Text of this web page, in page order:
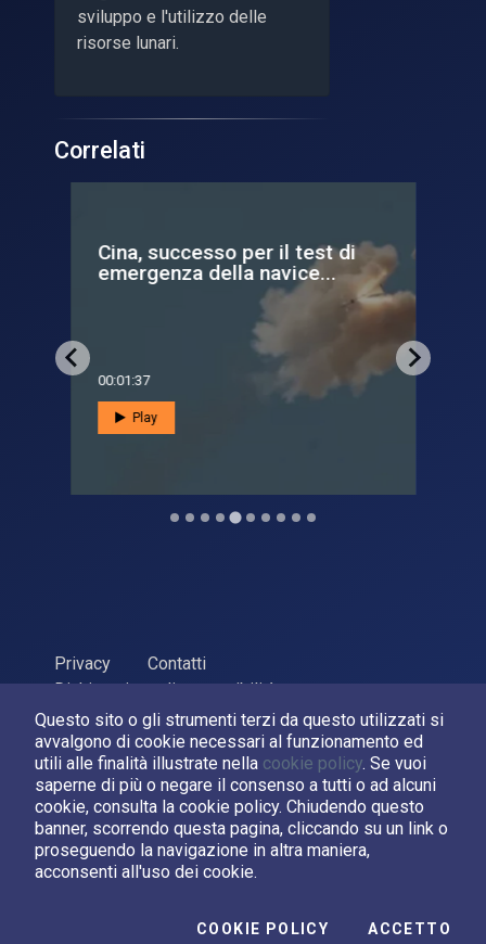
Questo sito o gli strumenti terzi da questo utilizzati si
avvalgono di cookie necessari al funzionamento ed
utili alle finalità illustrate nella cookie policy. Se vuoi
saperne di più o negare il consenso a tutti o ad alcuni
cookie, consulta la cookie policy. Chiudendo questo
banner, scorrendo questa pagina, cliccando su un link o
proseguendo la navigazione in altra maniera,
acconsenti all'uso dei cookie.
COOKIE POLICY ACCETTO
sviluppo e l'utilizzo delle
risorse lunari.
Correlati
Cina, successo per il test di
emergenza della navice...
00:01:37
Play
Privacy
Contatti
Dichiarazione di accessibilità
ASI Agenzia Spaziale Italiana, 2026. P.Iva 03638121008
Sviluppato daLPM
Seguici su:
Asi su Facebook
Asi su XCanale Asi su YouTube